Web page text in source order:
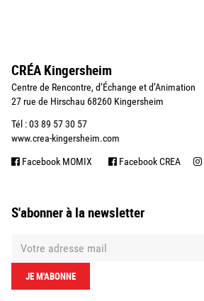
CRÉA Kingersheim
Centre de Rencontre, d’Échange et d’Animation
27 rue de Hirschau 68260 Kingersheim
Tél : 03 89 57 30 57
www.crea-kingersheim.com
Facebook MOMIX Facebook CREA
S'abonner à la newsletter